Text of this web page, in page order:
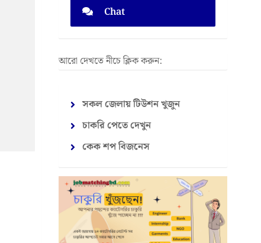
Chat
আরো দেখতে নীচে ক্লিক করুন:
সকল জেলায় টিউশন খুজুন
চাকরি পেতে দেখুন
কেক শপ বিজনেস